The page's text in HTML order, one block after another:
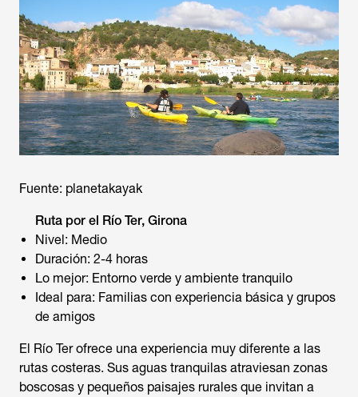
Fuente: planetakayak
Ruta por el Río Ter, Girona
Nivel: Medio
Duración: 2-4 horas
Lo mejor: Entorno verde y ambiente tranquilo
Ideal para: Familias con experiencia básica y grupos
de amigos
El Río Ter ofrece una experiencia muy diferente a las
rutas costeras. Sus aguas tranquilas atraviesan zonas
boscosas y pequeños paisajes rurales que invitan a